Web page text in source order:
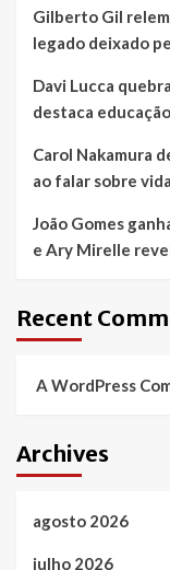
Gilberto Gil
legado deixado
Davi Lucca
destaca
Carol Nakamura
ao falar sobre
João Gomes
e Ary Mirelle
Recent
A WordPress
Archives
agosto 2026
julho 2026